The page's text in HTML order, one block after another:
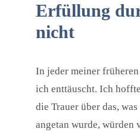
Erfüllung
nicht
In jeder meiner
ich enttäuscht. Ich
die Trauer über das,
angetan wurde, würden